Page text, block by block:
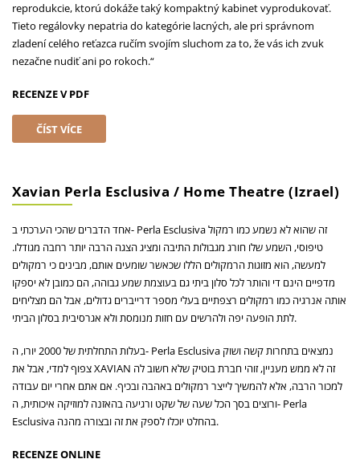
reprodukcie, ktorú dokáže taký kompaktný kabinet vyprodukovať.
Tieto regálovky nepatria do kategórie lacných, ale pri správnom
zladení celého reťazca ručím svojím sluchom za to, že vás ich zvuk
nezačne nudiť ani po rokoch.“
RECENZE V PDF
ČÍST VÍCE
Xavian Perla Esclusiva / Home Theatre (Izrael)
אחד הדברים שהכי הערכתי ב- Perla Esclusiva זה שהוא לא נשמע כמו רמקול
טיפוסי, השמע שלו חורג מגבולות התיבה ומציג הצגה הרבה יותר רחבה מגודלו.
למעשה, הוא מזוגות הרמקולים הללו שכאשר שומעים אותם, מבינים כי רמקולים
מדפיים הינם די והותר לכל סלון ביתי גם בעוצמת שמע גבוהה, הם כמובן לא יספקו
אותה אנרגיה כמו רמקולים רצפתיים בעלי מספר דרייברים גדולים, אבל הם מצליחים
לתת הופעה יפה ולהרשים עם חזות מנומסת ולא אגרסיבית בסלון הביתי.
בעלות התחלתית של 2000 יורו, ה- Perla Esclusiva נמצאים בתחרות קשה ושוק
צפוף למדי, אבל את XAVIAN זה לא ממש מעניין, זוהי חברת בוטיק שלא חשוב לה
למכור הרבה, אלא להמשיך לייצר רמקולים באהבה ובכיף. אם אתם אחרי יום עבודה
ורוצים בסך הכל שעה של שקט ורגיעה בהאזנה למוזיקה איכותית, ה- Perla
Esclusiva בהחלט יוכלו לספק את זה ובצורה מהנה.
RECENZE ONLINE